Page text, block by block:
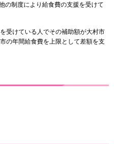
の制度により給食費の支援を受けて
受けている人でその補助額が大村市
の年間給食費を上限として差額を支